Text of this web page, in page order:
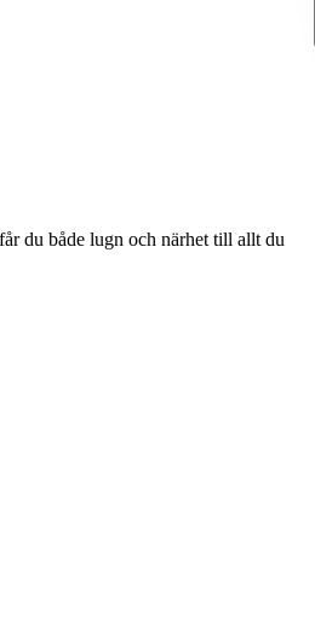
du både lugn och närhet till allt du